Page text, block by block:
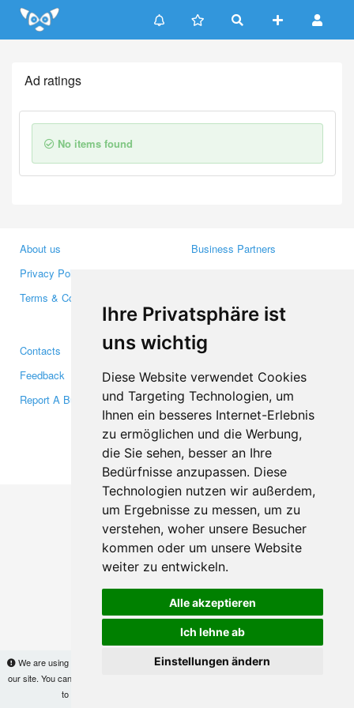
Ihre Privatsphäre ist
uns wichtig
Diese Website verwendet Cookies
und Targeting Technologien, um
Ihnen ein besseres Internet-Erlebnis
zu ermöglichen und die Werbung,
die Sie sehen, besser an Ihre
Bedürfnisse anzupassen. Diese
Technologien nutzen wir außerdem,
um Ergebnisse zu messen, um zu
verstehen, woher unsere Besucher
kommen oder um unsere Website
weiter zu entwickeln.
Alle akzeptieren
Ich lehne ab
Einstellungen ändern
Update cookies preferences
We are using cookies to provide statistics that help us give you the best experience of
our site. You can find out more
to use the site without changes, you are agreeing to it.
Ad ratings
No items found
About us
Privacy Policy
Terms & Conditions
Business Partners
Media
Contacts
Feedback
Report A Bug
Facebook
Twitter
YouTube
Google+
Makis© Copyright 2026